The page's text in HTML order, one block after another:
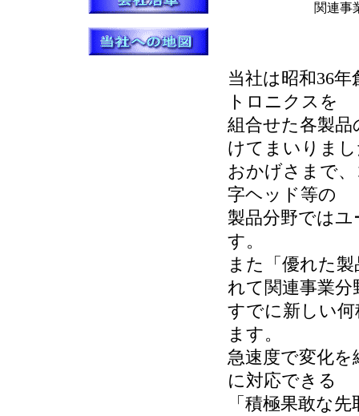
関連事
当社は昭和36
トロニクスを
組合せた各製
けてまいりま
おかげさまで
字ヘッド等の
製品分野では
す。
また「優れた
れて関連事業分
すでに新しい
ます。
急速度で変化
に対応できる
「積極果敢な